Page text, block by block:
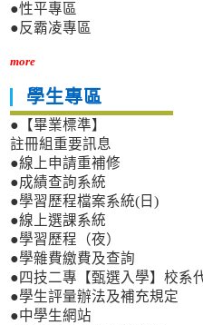
●性平專區
●反霸凌專區
more
學生專區
●【畢業標準】
註冊組重要訊息
●線上申請重補修
●成績查詢系統
●學習歷程檔案系統(日)
●線上選課系統
●學習歷程（夜）
●學雜費繳費及查詢
●四技二專【甄選入學】校系
●學生評量辦法及補充規定
●中學生網站